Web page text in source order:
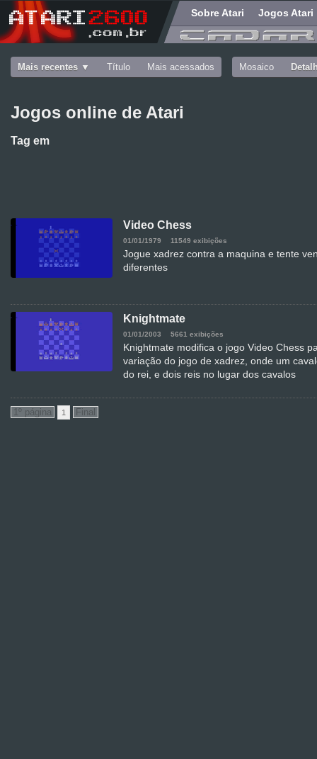
Sobre Atari Jogos Atari
Mais recentes Título Mais acessados Mosaico
Jogos online de Atari
Tag em
Video Chess
01/01/1979 11549 exibições
Jogue xadrez contra a maquina e tente
diferentes
Knightmate
01/01/2003 5661 exibições
Knightmate modifica o jogo Video Chess
variação do jogo de xadrez, onde um
do rei, e dois reis no lugar dos cavalos
1